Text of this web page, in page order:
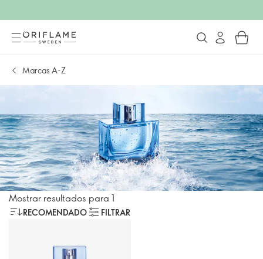
Marcas A-Z
Mostrar resultados para 1
RECOMENDADO FILTRAR